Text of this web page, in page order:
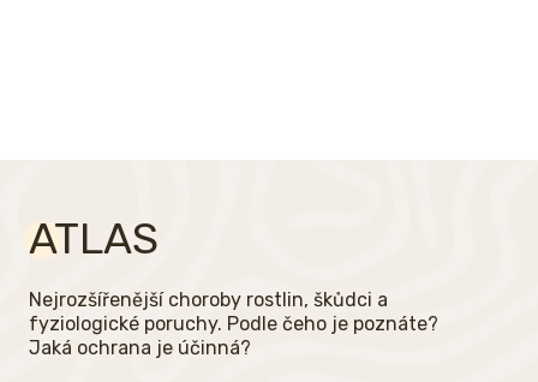
ATLAS
Nejrozšířenější choroby rostlin, škůdci a
fyziologické poruchy. Podle čeho je poznáte?
Jaká ochrana je účinná?